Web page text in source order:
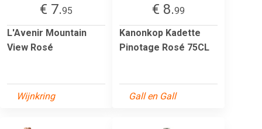
€ 7.95
L'Avenir Mountain
View Rosé
Wijnkring
€ 8.99
Kanonkop Kadette
Pinotage Rosé 75CL
Gall en Gall